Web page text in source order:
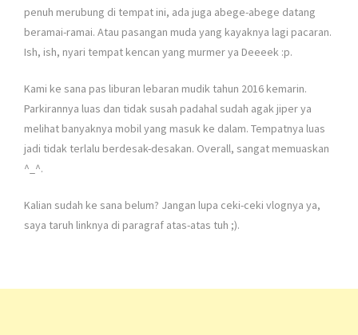
penuh merubung di tempat ini, ada juga abege-abege datang
beramai-ramai. Atau pasangan muda yang kayaknya lagi pacaran.
Ish, ish, nyari tempat kencan yang murmer ya Deeeek :p.
Kami ke sana pas liburan lebaran mudik tahun 2016 kemarin.
Parkirannya luas dan tidak susah padahal sudah agak jiper ya
melihat banyaknya mobil yang masuk ke dalam. Tempatnya luas
jadi tidak terlalu berdesak-desakan. Overall, sangat memuaskan
^_^.
Kalian sudah ke sana belum? Jangan lupa ceki-ceki vlognya ya,
saya taruh linknya di paragraf atas-atas tuh ;).